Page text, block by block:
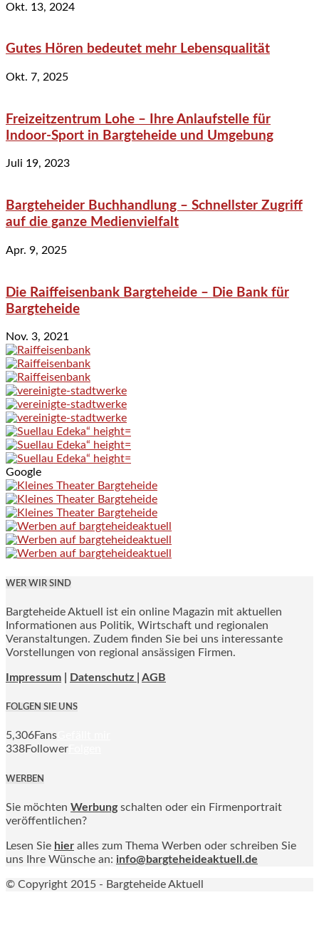
Okt. 13, 2024
Gutes Hören bedeutet mehr Lebensqualität
Okt. 7, 2025
Freizeitzentrum Lohe – Ihre Anlaufstelle für
Indoor-Sport in Bargteheide und Umgebung
Juli 19, 2023
Bargteheider Buchhandlung – Schnellster Zugriff
auf die ganze Medienvielfalt
Apr. 9, 2025
Die Raiffeisenbank Bargteheide – Die Bank für
Bargteheide
Nov. 3, 2021
Google
WER WIR SIND
Bargteheide Aktuell ist ein online Magazin mit aktuellen
Informationen aus Politik, Wirtschaft und regionalen
Veranstaltungen. Zudem finden Sie bei uns interessante
Vorstellungen von regional ansässigen Firmen.
Impressum Datenschutz | AGB
FOLGEN SIE UNS
5,306Fans
338Follower
WERBEN
Sie möchten Werbung schalten oder ein Firmenportrait
veröffentlichen?
Lesen Sie hier alles zum Thema Werben oder schreiben Sie
uns Ihre Wünsche an: info@bargteheideaktuell.de
© Copyright 2015 - Bargteheide Aktuell